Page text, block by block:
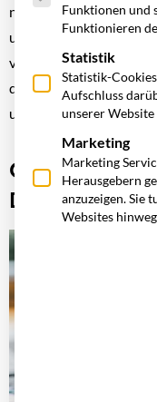
nachhaltig. Erfahren
unterstützt, Kosten zu
vorausschauend zu
datenbasierte
und zukunftsfähige
Car Policy:
Funktionen und
Funktionieren
Statistik
Statistik-
Aufschluss
unserer Website
Marketing
Marketing
Herausgebern
anzuzeigen. Sie
Websites